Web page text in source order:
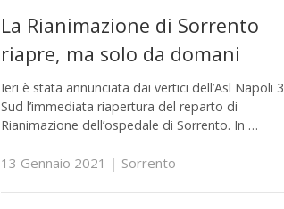
La Rianimazione di Sorrento
riapre, ma solo da domani
Ieri è stata annunciata dai vertici dell’Asl Napoli 3
Sud l’immediata riapertura del reparto di
Rianimazione dell’ospedale di Sorrento. In …
13 Gennaio 2021 | Sorrento